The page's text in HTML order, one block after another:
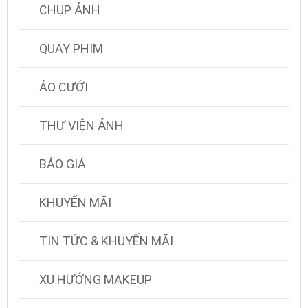
CHỤP ẢNH
QUAY PHIM
ÁO CƯỚI
THƯ VIỆN ẢNH
BÁO GIÁ
KHUYẾN MÃI
TIN TỨC & KHUYẾN MÃI
XU HƯỚNG MAKEUP